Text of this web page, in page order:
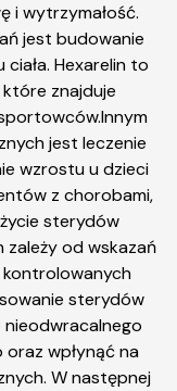
i wytrzymałość.
jest budowanie
Hexarelin to
znajduje
jest leczenie
wzrostu u dzieci
z chorobami,
sterydów
od wskazań
sterydów
oraz wpłynąć na
W następnej